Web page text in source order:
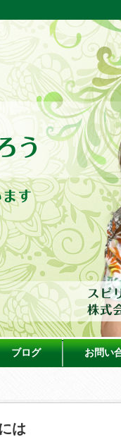
ブログ お問い
は